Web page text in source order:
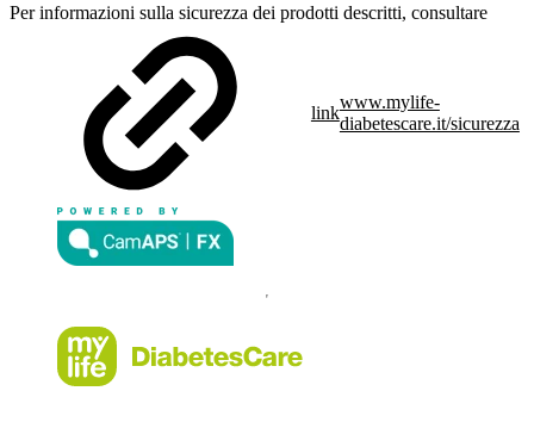
Per informazioni sulla sicurezza dei prodotti descritti, consultare
link
www.mylife-
diabetescare.it/sicurezza